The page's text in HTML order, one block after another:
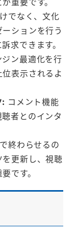
でなく、文化
ションを行う
求できます。
ン最適化を行
表示されるよ
コメント機能
者とのインタ
終わらせるの
更新し、視聴
です。